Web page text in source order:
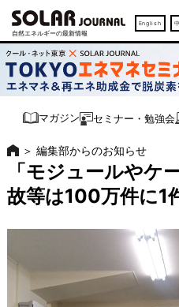
English
マガジン セミナー・勉強会
＞ 編集部からのお知らせ
「モジュールやケ
故等は100万件に1